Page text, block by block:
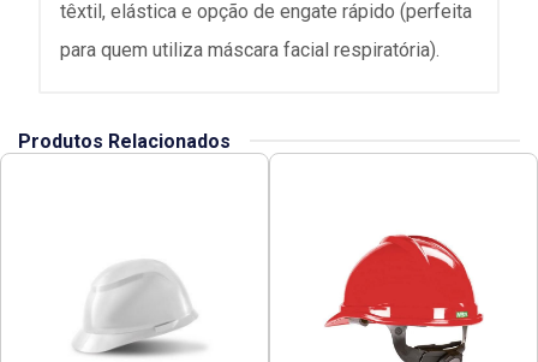
têxtil, elástica e opção de engate rápido (perfeita
para quem utiliza máscara facial respiratória).
Produtos Relacionados